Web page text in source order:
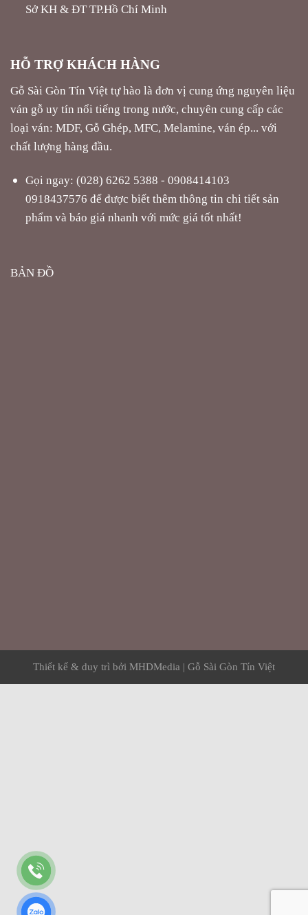
Sở KH & ĐT TP.Hồ Chí Minh
HỖ TRỢ KHÁCH HÀNG
Gỗ Sài Gòn Tín Việt tự hào là đơn vị cung ứng nguyên liệu
ván gỗ uy tín nổi tiếng trong nước, chuyên cung cấp các
loại ván: MDF, Gỗ Ghép, MFC, Melamine, ván ép... với
chất lượng hàng đầu.
Gọi ngay: (028) 6262 5388 - 0908414103
0918437576 để được biết thêm thông tin chi tiết sản
phẩm và báo giá nhanh với mức giá tốt nhất!
BẢN ĐỒ
Thiết kế & duy trì bởi MHDMedia | Gỗ Sài Gòn Tín Việt